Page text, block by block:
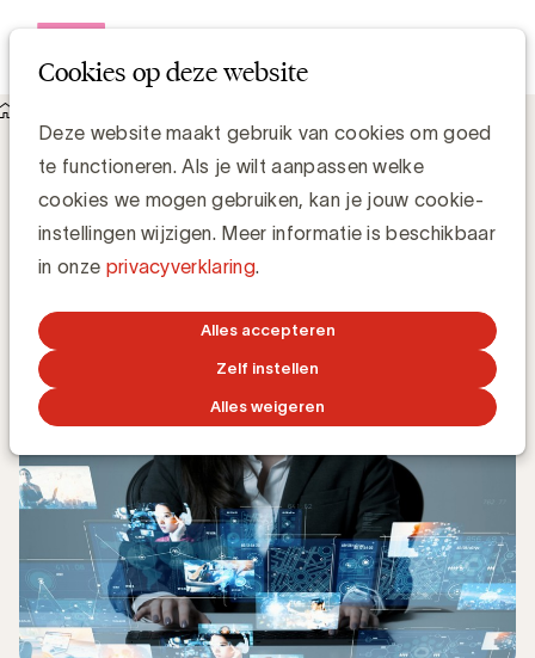
Cookies op deze website
Deze website maakt gebruik van cookies om goed
te functioneren. Als je wilt aanpassen welke
cookies we mogen gebruiken, kan je jouw cookie-
instellingen wijzigen. Meer informatie is beschikbaar
in onze privacyverklaring.
Alles accepteren
Zelf instellen
Alles weigeren
Verbinding maken met klanten en impact meten
Verbinding maken met klanten en
impact meten
Luc Eeckhout, Manager Media & Agencies
21 OKTOBER 2025